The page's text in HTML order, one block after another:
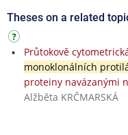
Theses on a related
Průtokově
monoklonálních
proteiny navázanými
Alžběta KRČMARSKÁ